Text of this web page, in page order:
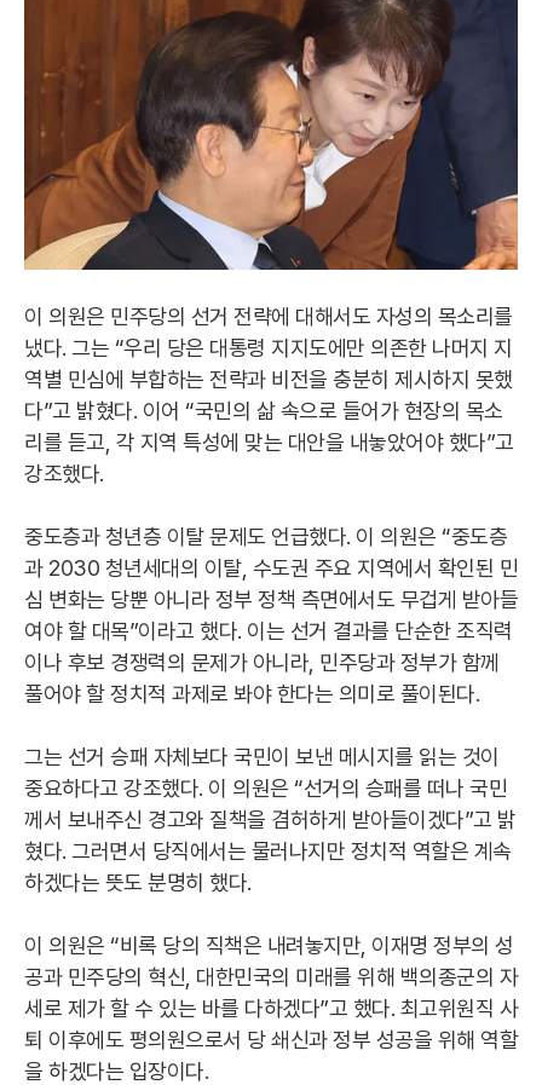
이 의원은 민주당의 선거 전략에 대해서도 자성의 목소리를
냈다. 그는 “우리 당은 대통령 지지도에만 의존한 나머지 지
역별 민심에 부합하는 전략과 비전을 충분히 제시하지 못했
다”고 밝혔다. 이어 “국민의 삶 속으로 들어가 현장의 목소
리를 듣고, 각 지역 특성에 맞는 대안을 내놓았어야 했다”고
강조했다.
중도층과 청년층 이탈 문제도 언급했다. 이 의원은 “중도층
과 2030 청년세대의 이탈, 수도권 주요 지역에서 확인된 민
심 변화는 당뿐 아니라 정부 정책 측면에서도 무겁게 받아들
여야 할 대목”이라고 했다. 이는 선거 결과를 단순한 조직력
이나 후보 경쟁력의 문제가 아니라, 민주당과 정부가 함께
풀어야 할 정치적 과제로 봐야 한다는 의미로 풀이된다.
그는 선거 승패 자체보다 국민이 보낸 메시지를 읽는 것이
중요하다고 강조했다. 이 의원은 “선거의 승패를 떠나 국민
께서 보내주신 경고와 질책을 겸허하게 받아들이겠다”고 밝
혔다. 그러면서 당직에서는 물러나지만 정치적 역할은 계속
하겠다는 뜻도 분명히 했다.
이 의원은 “비록 당의 직책은 내려놓지만, 이재명 정부의 성
공과 민주당의 혁신, 대한민국의 미래를 위해 백의종군의 자
세로 제가 할 수 있는 바를 다하겠다”고 했다. 최고위원직 사
퇴 이후에도 평의원으로서 당 쇄신과 정부 성공을 위해 역할
을 하겠다는 입장이다.